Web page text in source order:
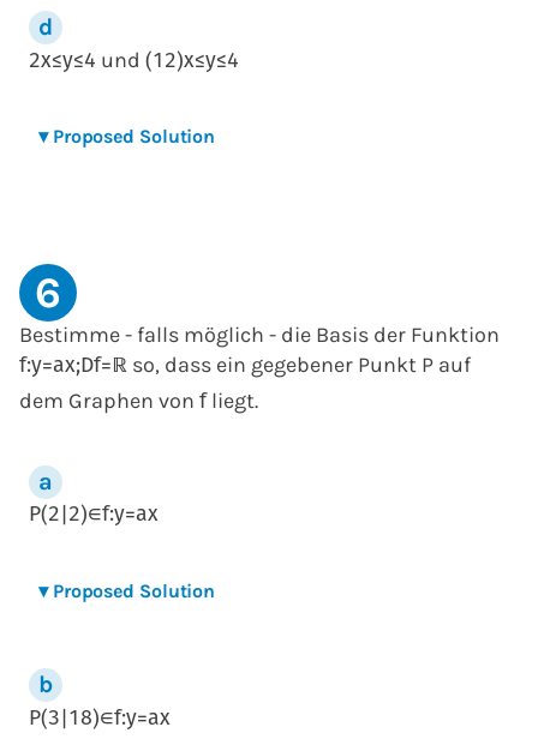
2x≤y≤4 und (1 2)x≤y≤4
▾ Proposed Solution
6
Bestimme - falls möglich - die Basis der Funktion
f:y=ax;Df= ℝ so, dass ein gegebener Punkt P auf
dem Graphen von fliegt.
P(2 2)∈f:y=ax
▾ Proposed Solution
P(3 1 8)∈f:y=ax